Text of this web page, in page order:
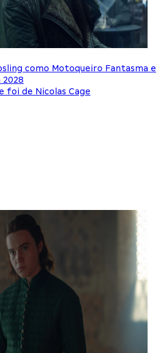
como Motoqueiro Fantasma e
foi de Nicolas Cage